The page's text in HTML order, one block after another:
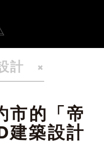
計
市的「帝
建築設計